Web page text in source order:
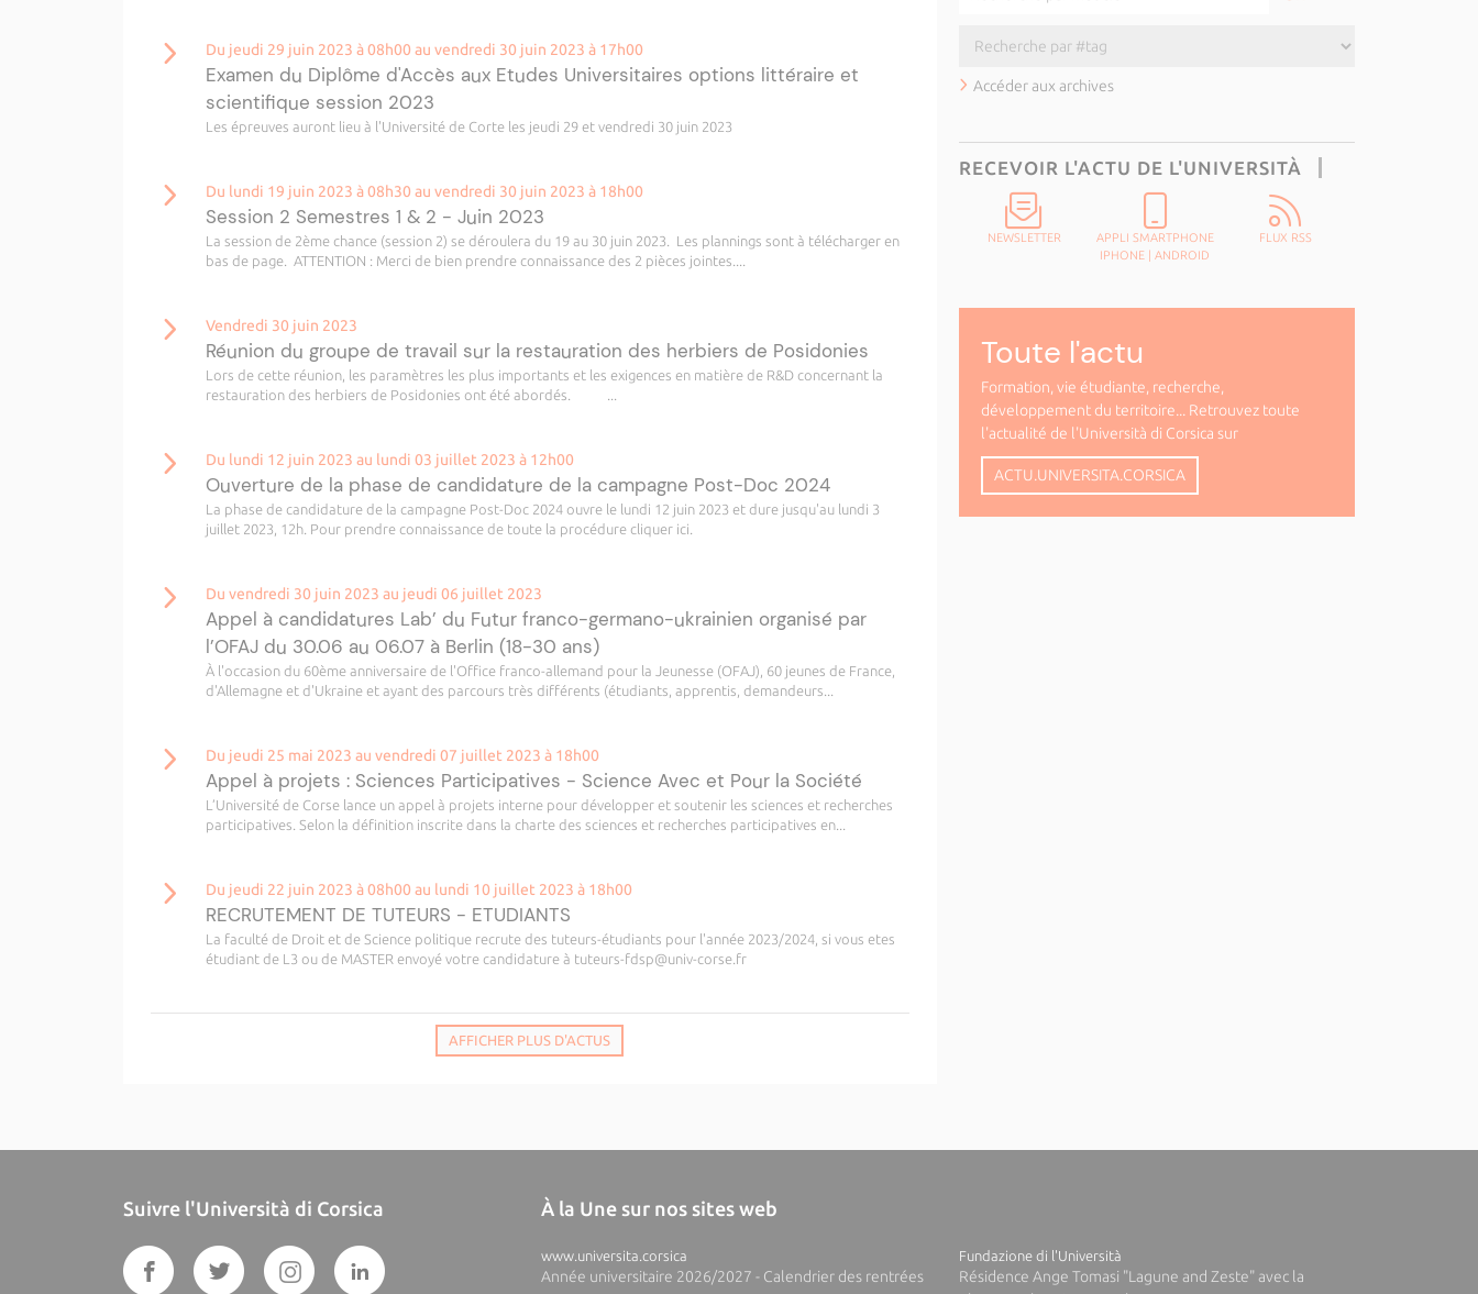
Du jeudi 29 juin 2023 à 08h00 au vendredi 30 juin 2023 à 17h00
Examen du Diplôme d'Accès aux Etudes Universitaires options littéraire et
scientifique session 2023
Les épreuves auront lieu à l'Université de Corte les jeudi 29 et vendredi 30 juin 2023
Du lundi 19 juin 2023 à 08h30 au vendredi 30 juin 2023 à 18h00
Session 2 Semestres 1 & 2 - Juin 2023
La session de 2ème chance (session 2) se déroulera du 19 au 30 juin 2023. Les plannings sont à télécharger en
bas de page. ATTENTION : Merci de bien prendre connaissance des 2 pièces jointes....
Vendredi 30 juin 2023
Réunion du groupe de travail sur la restauration des herbiers de Posidonies
Lors de cette réunion, les paramètres les plus importants et les exigences en matière de R&D concernant la
restauration des herbiers de Posidonies ont été abordés. ...
Du lundi 12 juin 2023 au lundi 03 juillet 2023 à 12h00
Ouverture de la phase de candidature de la campagne Post-Doc 2024
La phase de candidature de la campagne Post-Doc 2024 ouvre le lundi 12 juin 2023 et dure jusqu'au lundi 3
juillet 2023, 12h. Pour prendre connaissance de toute la procédure cliquer ici.
Du vendredi 30 juin 2023 au jeudi 06 juillet 2023
Appel à candidatures Lab’ du Futur franco-germano-ukrainien organisé par
l’OFAJ du 30.06 au 06.07 à Berlin (18-30 ans)
À l'occasion du 60ème anniversaire de l'Office franco-allemand pour la Jeunesse (OFAJ), 60 jeunes de France,
d'Allemagne et d'Ukraine et ayant des parcours très différents (étudiants, apprentis, demandeurs...
Du jeudi 25 mai 2023 au vendredi 07 juillet 2023 à 18h00
Appel à projets : Sciences Participatives - Science Avec et Pour la Société
L’Université de Corse lance un appel à projets interne pour développer et soutenir les sciences et recherches
participatives. Selon la définition inscrite dans la charte des sciences et recherches participatives en...
Du jeudi 22 juin 2023 à 08h00 au lundi 10 juillet 2023 à 18h00
RECRUTEMENT DE TUTEURS - ETUDIANTS
La faculté de Droit et de Science politique recrute des tuteurs-étudiants pour l'année 2023/2024, si vous etes
étudiant de L3 ou de MASTER envoyé votre candidature à tuteurs-fdsp@univ-corse.fr
AFFICHER PLUS D'ACTUS
Accéder aux archives
RECEVOIR L'ACTU DE L'UNIVERSITÀ
NEWSLETTER
APPLI SMARTPHONE
IPHONE |ANDROID
FLUX RSS
Toute l'actu
Formation, vie étudiante, recherche,
développement du territoire... Retrouvez toute
l'actualité de l'Università di Corsica sur
ACTU.UNIVERSITA.CORSICA
Suivre l'Università di Corsica À la Une sur nos sites web
www.universita.corsica
Année universitaire 2026/2027 - Calendrier des rentrées
Fundazione di l'Università
Résidence Ange Tomasi "Lagune and Zeste" avec la